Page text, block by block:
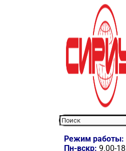
Режим работы:
Пн-вскр: 9.00-